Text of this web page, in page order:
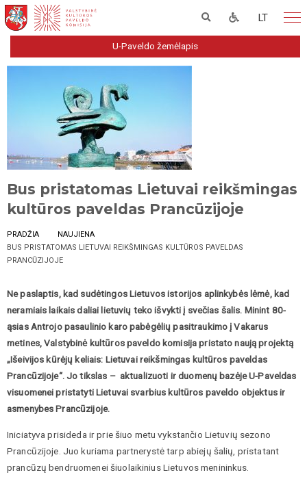
LT
U-Paveldo žemėlapis
Bus pristatomas Lietuvai reikšmingas
kultūros paveldas Prancūzijoje
PRADŽIA
NAUJIENA
BUS PRISTATOMAS LIETUVAI REIKŠMINGAS KULTŪROS PAVELDAS
PRANCŪZIJOJE
Ne paslaptis, kad sudėtingos Lietuvos istorijos aplinkybės lėmė, kad
neramiais laikais daliai lietuvių teko išvykti į svečias šalis. Minint 80-
ąsias Antrojo pasaulinio karo pabėgėlių pasitraukimo į Vakarus
metines, Valstybinė kultūros paveldo komisija pristato naują projektą
„Išeivijos kūrėjų keliais: Lietuvai reikšmingas kultūros paveldas
Prancūzijoje“. Jo tikslas – aktualizuoti ir duomenų bazėje U-Paveldas
visuomenei pristatyti Lietuvai svarbius kultūros paveldo objektus ir
asmenybes Prancūzijoje.
Iniciatyva prisideda ir prie šiuo metu vykstančio Lietuvių sezono
Prancūzijoje. Juo kuriama partnerystė tarp abiejų šalių, pristatant
prancūzų bendruomenei šiuolaikinius Lietuvos menininkus.